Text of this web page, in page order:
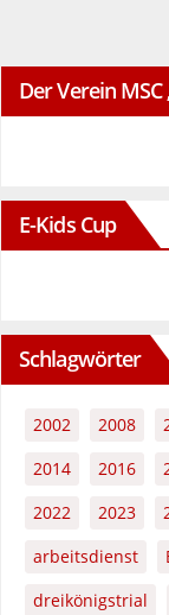
Der Verein MSC
E-Kids Cup
Schlagwörter
2002 2008
2014
2016
2022
2023
arbeitsdienst
dreikönigstrial